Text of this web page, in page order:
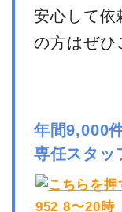
安心して依
の方はぜひ
年間9,000
専任スタッ